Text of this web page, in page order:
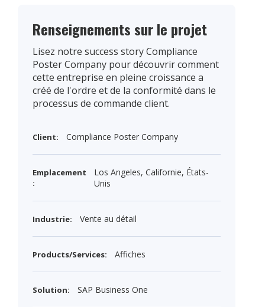
Renseignements sur le projet
Lisez notre success story Compliance
Poster Company pour découvrir comment
cette entreprise en pleine croissance a
créé de l'ordre et de la conformité dans le
processus de commande client.
Client: Compliance Poster Company
Emplacement
:
Los Angeles, Californie, États-
Unis
Industrie: Vente au détail
Products/Services: Affiches
Solution: SAP Business One